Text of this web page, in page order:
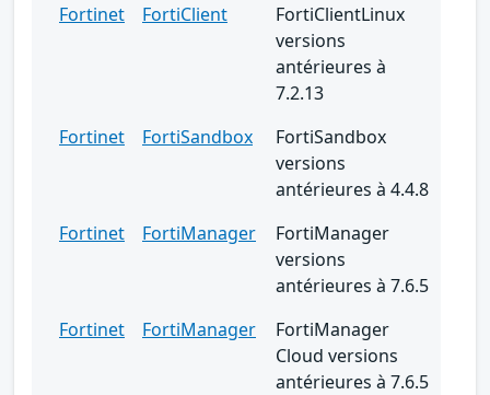
Fortinet
FortiClient
FortiClientLinux
versions
antérieures à
7.2.13
Fortinet
FortiSandbox
FortiSandbox
versions
antérieures à 4.4.8
Fortinet
FortiManager
FortiManager
versions
antérieures à 7.6.5
Fortinet
FortiManager
FortiManager
Cloud versions
antérieures à 7.6.5